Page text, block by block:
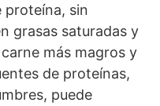
proteína, sin
grasas saturadas y
más magros y
de proteínas,
puede